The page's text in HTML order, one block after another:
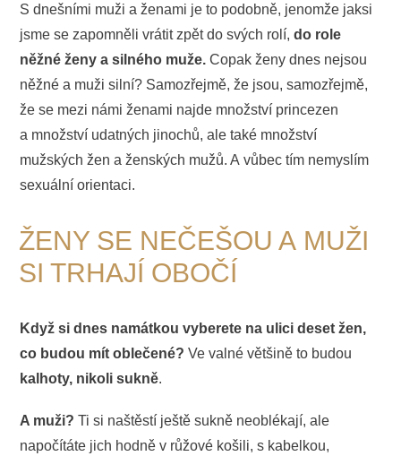
S dnešními muži a ženami je to podobně, jenomže jaksi
jsme se zapomněli vrátit zpět do svých rolí,do role
něžné ženy a silného muže. Copak ženy dnes nejsou
něžné a muži silní? Samozřejmě, že jsou, samozřejmě,
že se mezi námi ženami najde množství princezen
a množství udatných jinochů, ale také množství
mužských žen a ženských mužů. A vůbec tím nemyslím
sexuální orientaci.
ŽENY SE NEČEŠOU A MUŽI
SI TRHAJÍ OBOČÍ
Když si dnes namátkou vyberete na ulici deset žen,
co budou mít oblečené? Ve valné většině to budou
kalhoty, nikoli sukně.
A muži? Ti si naštěstí ještě sukně neoblékají, ale
napočítáte jich hodně v růžové košili, s kabelkou,